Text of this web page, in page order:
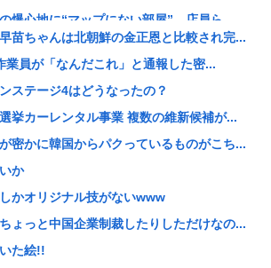
爆心地に“マップにない部屋” 店員ら...
つ中国のことが好きすぎて...
ん（みなちゃん）が配信中に亡くなっ...
組出演タレントから性被害←これ！
を表明「泥棒が『泥棒を捕まえろ』と叫...
は食料品消費税ゼロを公約に掲げてい...
「堅持しながら」→「堅持しつつ」→「...
中国国防省が防衛白書に反発 「日本の...
チクニーしないの？
冷やし中華を「あり得ないほどダルい」...
苗ちゃんは北朝鮮の金正恩と比較され完...
業員が「なんだこれ」と通報した密...
ステージ4はどうなったの？
挙カーレンタル事業 複数の維新候補が...
密かに韓国からパクっているものがこち...
か
かオリジナル技がないwww
ょっと中国企業制裁したりしただけなの...
た絵!!